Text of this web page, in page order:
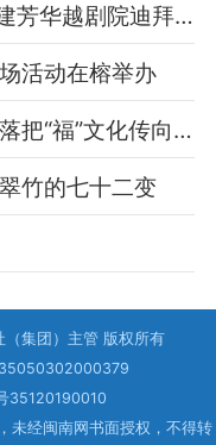
参演2025世界艺术博览会 福建芳华越剧院迪拜展风采
活动在榕举办
何以中国｜闽北这座千年古村落把“福”文化传向海内外
竹的七十二变
集团）主管 版权所有
35120190010
未经闽南网书面授权，不得转